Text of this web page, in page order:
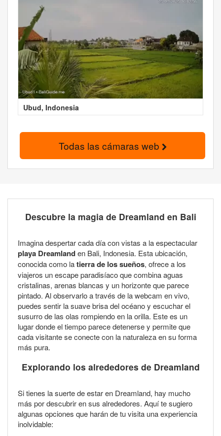
Ubud, Indonesia
Todas las cámaras web
Descubre la magia de Dreamland en Bali
Imagina despertar cada día con vistas a la espectacular
playa Dreamlanden Bali, Indonesia. Esta ubicación,
conocida como latierra de los sueños, ofrece a los
viajeros un escape paradisíaco que combina aguas
cristalinas, arenas blancas y un horizonte que parece
pintado. Al observarlo a través de la webcam en vivo,
puedes sentir la suave brisa del océano y escuchar el
susurro de las olas rompiendo en la orilla. Este es un
lugar donde el tiempo parece detenerse y permite que
cada visitante se conecte con la naturaleza en su forma
más pura.
Explorando los alrededores de Dreamland
Si tienes la suerte de estar en Dreamland, hay mucho
más por descubrir en sus alrededores. Aquí te sugiero
algunas opciones que harán de tu visita una experiencia
inolvidable: